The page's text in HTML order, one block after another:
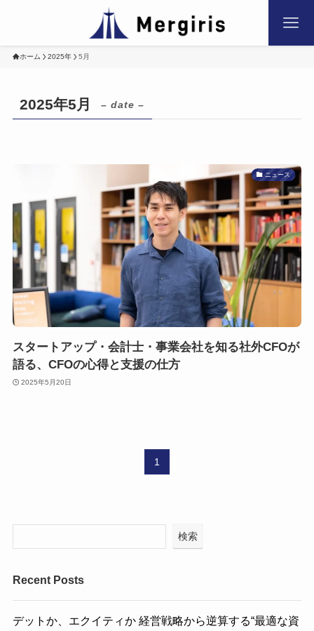
ホーム 2025年 5月
2025年5月 – date –
ニュース
スタートアップ・会計士・事業会社を知る社外CFOが
語る、CFOの心得と支援の仕方
2025年5月20日
1
検索
Recent Posts
デットか、エクイティか 経営戦略から逆算する“最適な資